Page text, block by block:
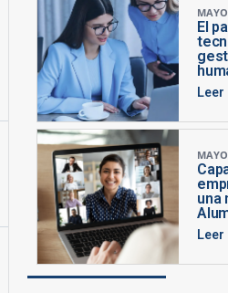
El
Leer
una
Leer